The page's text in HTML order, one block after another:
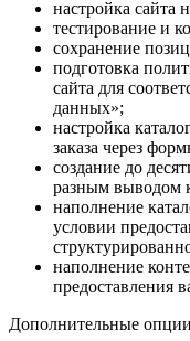
настройка сайта
тестирование и
сохранение
подготовка
сайта для
данных»;
настройка
заказа через
создание до
разным выводом
наполнение
условии
наполнение
предоставления
Дополнительные